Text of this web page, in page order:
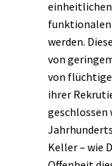
werden.
von
von
ihrer
geschlossen
Keller – wie